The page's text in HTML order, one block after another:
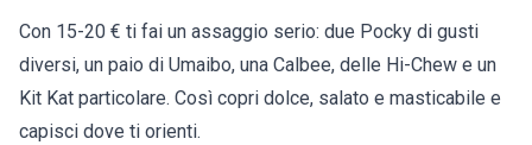
Con 15-20 € ti fai un assaggio serio: due Pocky di gusti
diversi, un paio di Umaibo, una Calbee, delle Hi-Chew e un
Kit Kat particolare. Così copri dolce, salato e masticabile e
capisci dove ti orienti.